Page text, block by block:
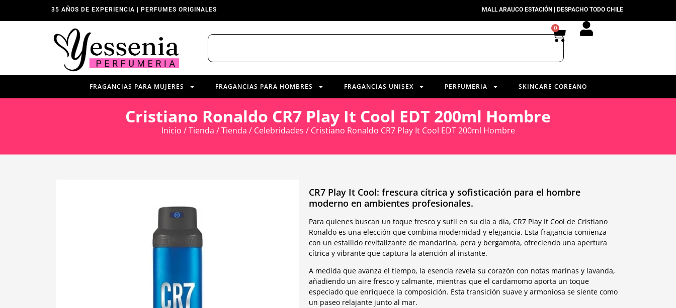
35 AÑOS DE EXPERIENCIA | PERFUMES ORIGINALES MALL ARAUCO ESTACIÓN | DESPACHO TODO CHILE
0
FRAGANCIAS PARA MUJERES FRAGANCIAS PARA HOMBRES FRAGANCIAS UNISEX PERFUMERIA SKINCARE COREANO
Cristiano Ronaldo CR7 Play It Cool EDT 200ml Hombre
Inicio /Tienda /Tienda / Celebridades / Cristiano Ronaldo CR7 Play It Cool EDT 200ml Hombre
CR7 Play It Cool: frescura cítrica y sofisticación para el hombre
moderno en ambientes profesionales.
Para quienes buscan un toque fresco y sutil en su día a día, CR7 Play It Cool de Cristiano
Ronaldo es una elección que combina modernidad y elegancia. Esta fragancia comienza
con un estallido revitalizante de mandarina, pera y bergamota, ofreciendo una apertura
cítrica y vibrante que captura la atención al instante.
A medida que avanza el tiempo, la esencia revela su corazón con notas marinas y lavanda,
añadiendo un aire fresco y calmante, mientras que el cardamomo aporta un toque
especiado que enriquece la composición. Esta transición suave y armoniosa se siente como
un paseo relajante junto al mar.